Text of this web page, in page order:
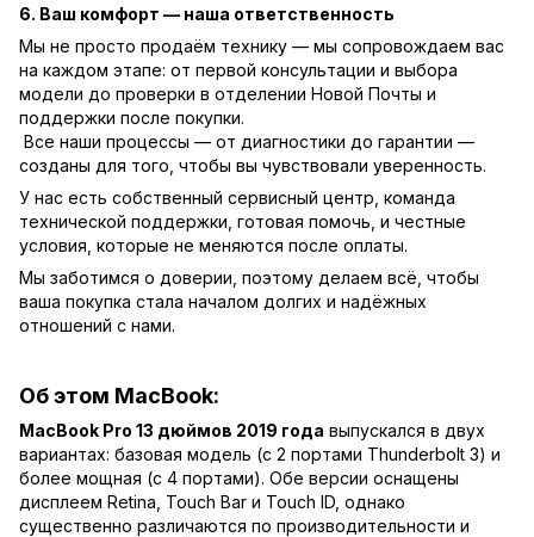
6. Ваш комфорт — наша ответственность
Мы не просто продаём технику — мы сопровождаем вас
на каждом этапе: от первой консультации и выбора
модели до проверки в отделении Новой Почты и
поддержки после покупки.
Все наши процессы — от диагностики до гарантии —
созданы для того, чтобы вы чувствовали уверенность.
У нас есть собственный сервисный центр, команда
технической поддержки, готовая помочь, и честные
условия, которые не меняются после оплаты.
Мы заботимся о доверии, поэтому делаем всё, чтобы
ваша покупка стала началом долгих и надёжных
отношений с нами.
Об этом MacBook:
MacBook Pro 13 дюймов 2019 года выпускался в двух
вариантах: базовая модель (с 2 портами Thunderbolt 3) и
более мощная (с 4 портами). Обе версии оснащены
дисплеем Retina, Touch Bar и Touch ID, однако
существенно различаются по производительности и